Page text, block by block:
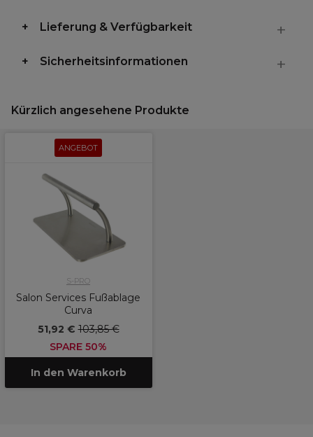
Lieferung & Verfügbarkeit
Sicherheitsinformationen
Kürzlich angesehene Produkte
ANGEBOT
S-PRO
Salon Services Fußablage
Curva
51,92 €103,85 €
SPARE 50%
In den Warenkorb